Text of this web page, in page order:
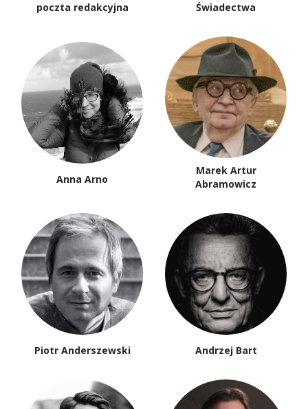
poczta redakcyjna Świadectwa
Anna Arno
Marek Artur
Abramowicz
Piotr Anderszewski Andrzej Bart